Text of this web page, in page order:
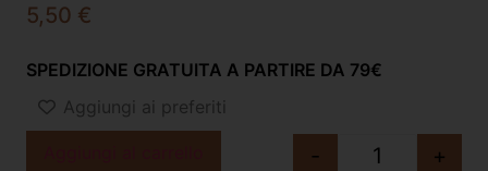
5,50 €
SPEDIZIONE GRATUITA A PARTIRE DA 79€
Aggiungi ai preferiti
- +